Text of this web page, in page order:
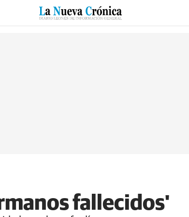
SUCESOS CULTURAS ESPECIALES DEPORTES
fallecidos'